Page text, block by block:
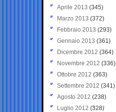
Aprile 2013 (345)
Marzo 2013 (372)
Febbraio 2013 (293)
Gennaio 2013 (361)
Dicembre 2012 (364)
Novembre 2012 (336)
Ottobre 2012 (363)
Settembre 2012 (341)
Agosto 2012 (238)
Luglio 2012 (328)